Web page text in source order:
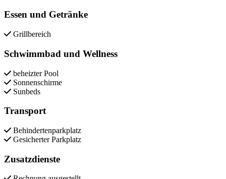
Essen und Getränke
Grillbereich
Schwimmbad und Wellness
beheizter Pool
Sonnenschirme
Sunbeds
Transport
Behindertenparkplatz
Gesicherter Parkplatz
Zusatzdienste